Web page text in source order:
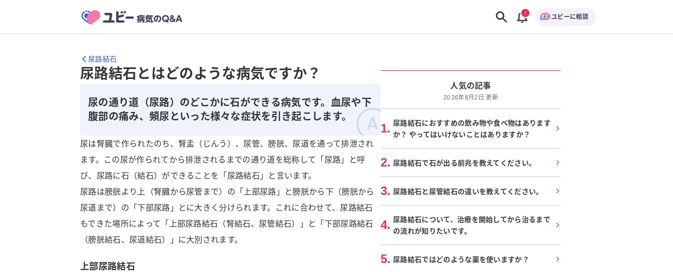
ユビーに相談
尿路結石
尿路結石とはどのような病気ですか？
尿の通り道（尿路）のどこかに石ができる病気です。血尿や下
腹部の痛み、頻尿といった様々な症状を引き起こします。
尿は腎臓で作られたのち、腎盂（じんう）、尿管、膀胱、尿道を通って排泄され
ます。この尿が作られてから排泄されるまでの通り道を総称して「尿路」と呼
び、尿路に石（結石）ができることを「尿路結石」と言います。
尿路は膀胱より上（腎臓から尿管まで）の「上部尿路」と膀胱から下（膀胱から
尿道まで）の「下部尿路」とに大きく分けられます。これに合わせて、尿路結石
もできた場所によって「上部尿路結石（腎結石、尿管結石）」と「下部尿路結石
（膀胱結石、尿道結石）」に大別されます。
上部尿路結石
人気の記事
2026年8月2日 更新
1. 尿路結石におすすめの飲み物や食べ物はあります
か？ やってはいけないことはありますか？
2. 尿路結石で石が出る前兆を教えてください。
3. 尿路結石と尿管結石の違いを教えてください。
4. 尿路結石について、治療を開始してから治るまで
の流れが知りたいです。
5. 尿路結石ではどのような薬を使いますか？